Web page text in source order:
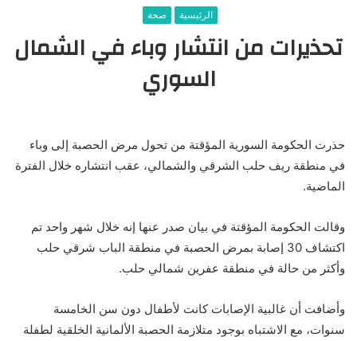
الرئيسية صحة
تحذيرات من انتشار وباء في الشمال
السوري
حذرت الحكومة السورية المؤقتة من تحول مرض الحصبة إلى وباء
في منطقة ريف حلب الشرقي والشمالي، عقب انتشاره خلال الفترة
الماضية.
وقالت الحكومة المؤقتة في بيان صدر عنها إنه خلال شهر واحد تم
اكتشاف 30 إصابة بمرض الحصبة في منطقة الباب شرقي حلب
وأكثر من حالة في منطقة عفرين شمالي حلب.
وأضافت أن غالبية الإصابات كانت لأطفال دون سن الخامسة
سنوات، مع الاشتباه بوجود متلازمة الحصبة الألمانية الخلقية لطفلة